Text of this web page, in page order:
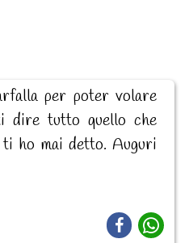
per poter volare
tutto quello che
ho mai detto. Auguri